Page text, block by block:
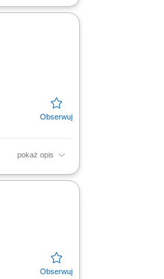
pokaż opis